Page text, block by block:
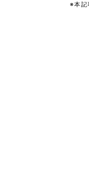
※本記